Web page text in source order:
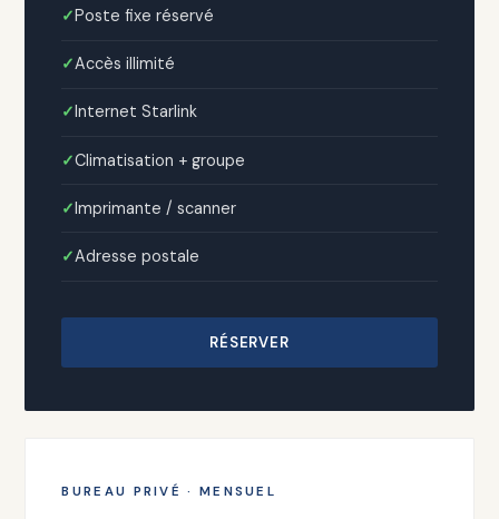
Poste fixe réservé
Accès illimité
Internet Starlink
Climatisation + groupe
Imprimante / scanner
Adresse postale
RÉSERVER
BUREAU PRIVÉ · MENSUEL